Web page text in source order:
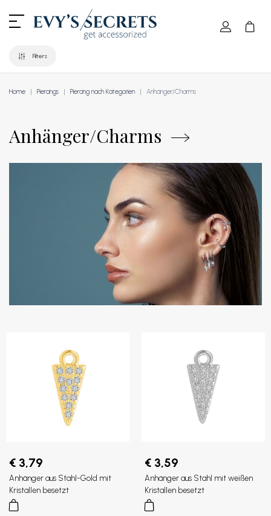
Filters
Home Piercings Piercing nach Kategorien Anhänger/Charms
Anhänger/Charms
€ 3,79
Anhänger aus Stahl-Gold mit
Kristallen besetzt
€ 3,59
Anhänger aus Stahl mit weißen
Kristallen besetzt